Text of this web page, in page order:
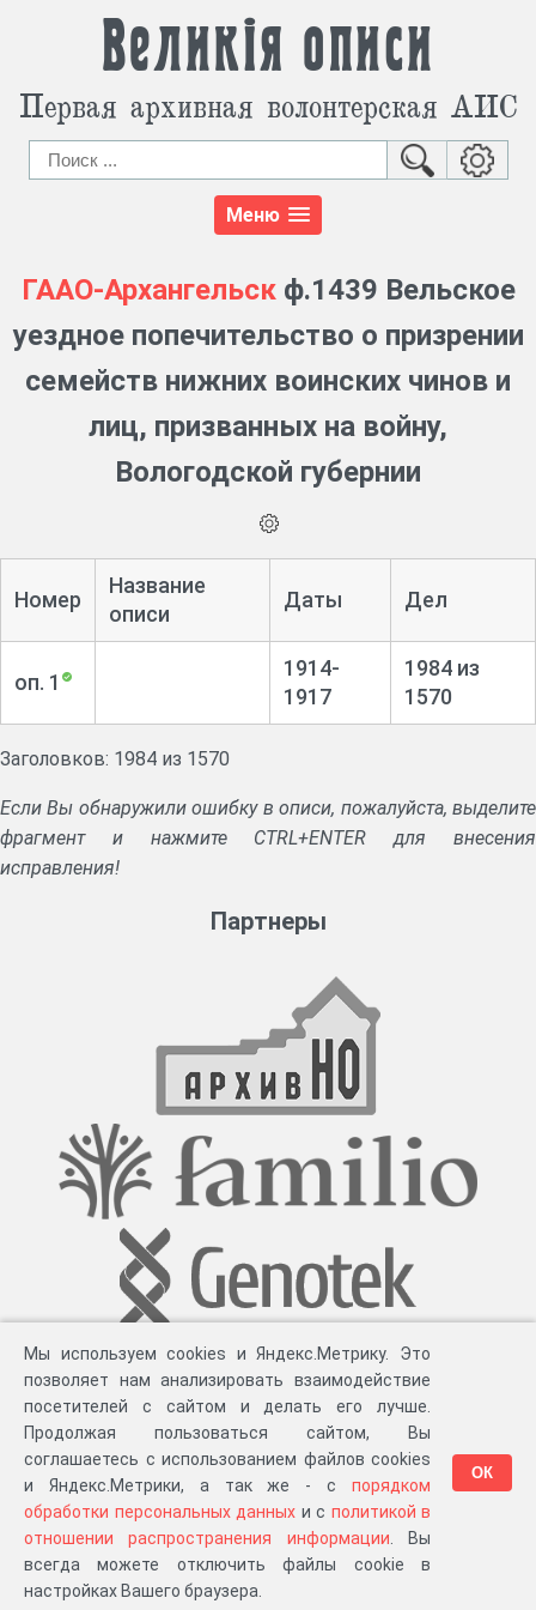
Великія описи
Первая архивная волонтерская АИС
Меню
ГААО-Архангельскф.1439 Вельское
уездное попечительство о призрении
семейств нижних воинских чинов и
лиц, призванных на войну,
Вологодской губернии
Номер
Название
описи
Даты Дел
оп. 1
1914-
1917
1984 из
1570
Заголовков: 1984 из 1570
Если Вы обнаружили ошибку в описи, пожалуйста, выделите
фрагмент и нажмите CTRL+ENTER для внесения
исправления!
Партнеры
Разработка компании «Великіе предки», 2023-2026 гг. Блог.Суть проекта
Персональные данные.Распространение информации . ЧаВО. Сборка 111.35
Мы используем cookies и Яндекс.Метрику. Это
позволяет нам анализировать взаимодействие
посетителей с сайтом и делать его лучше.
Продолжая пользоваться сайтом, Вы
соглашаетесь с использованием файлов cookies
и Яндекс.Метрики, а так же - с порядком
обработки персональных данных и с политикой в
отношении распространения информации . Вы
всегда можете отключить файлы cookie в
настройках Вашего браузера.
ОК
в «Мои документы»